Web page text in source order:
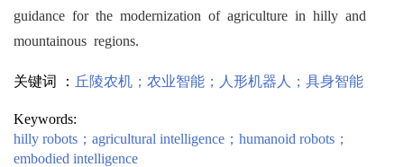
guidance for the modernization of agriculture in hilly and
mountainous regions.
关键词 ： 丘陵农机 ； 农业智能 ； 人形机器人 ； 具身智能
Keywords:
hilly robots ； agricultural intelligence ； humanoid robots ；
embodied intelligence